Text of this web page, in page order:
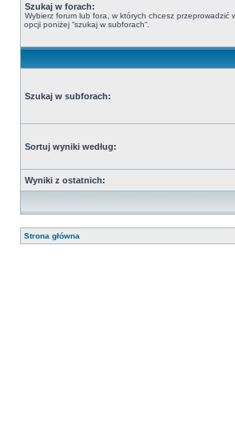
Szukaj w forach:
Wybierz forum lub fora, w których chcesz
opcji poniżej “szukaj w subforach“.
Szukaj w subforach:
Sortuj wyniki według:
Wyniki z ostatnich:
Strona główna